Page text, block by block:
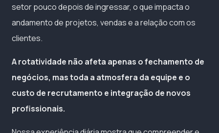
setor pouco depois de ingressar, o que impacta o
andamento de projetos, vendas e a relação com os
clientes.
A rotatividade não afeta apenas o fechamento de
negócios, mas toda a atmosfera da equipe e o
custo de recrutamento e integração de novos
profissionais.